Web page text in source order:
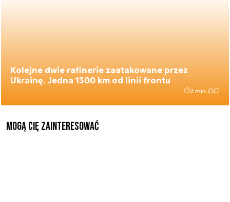
Kolejne dwie rafinerie zaatakowane przez
Ukrainę. Jedna 1300 km od linii frontu
2 min.
Mogą Cię zainteresować